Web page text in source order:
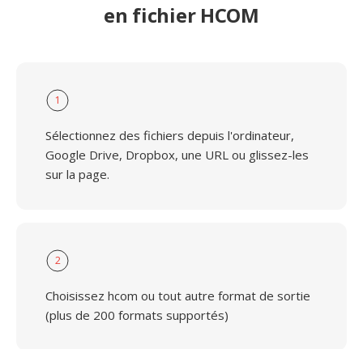
en fichier HCOM
1
Sélectionnez des fichiers depuis l'ordinateur,
Google Drive, Dropbox, une URL ou glissez-les
sur la page.
2
Choisissez hcom ou tout autre format de sortie
(plus de 200 formats supportés)